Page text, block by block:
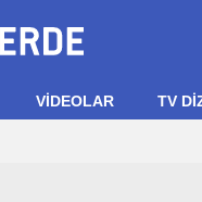
VIDEOLAR TV